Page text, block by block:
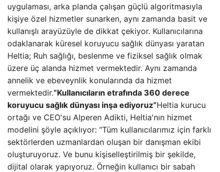
uygulaması, arka planda çalışan güçlü algoritmasıyla
kişiye özel hizmetler sunarken, aynı zamanda basit ve
kullanışlı arayüzüyle de dikkat çekiyor. Kullanıcılarına
odaklanarak küresel koruyucu sağlık dünyası yaratan
Heltia; Ruh sağlığı, beslenme ve fiziksel sağlık olmak
üzere üç alanda hizmet vermektedir. Aynı zamanda
annelik ve ebeveynlik konularında da hizmet
vermektedir.“Kullanıcıların etrafında 360 derece
koruyucu sağlık dünyası inşa ediyoruz”Heltia kurucu
ortağı ve CEO'su Alperen Adikti, Heltia'nın hizmet
modelini şöyle açıklıyor: “Tüm kullanıcılarımız için farklı
sektörlerden uzmanlardan oluşan bir danışman ekibi
oluşturuyoruz. Ve bunu kişiselleştirilmiş bir şekilde,
dijital olarak yapıyoruz. Örneğin kullanıcı bir sabah